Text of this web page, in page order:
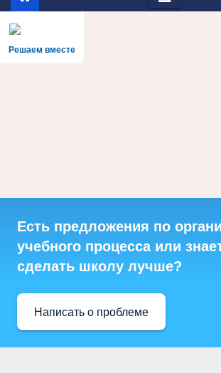
Решаем вместе
Есть предложения по
учебного процесса или
сделать школу лучше?
Написать о проблеме